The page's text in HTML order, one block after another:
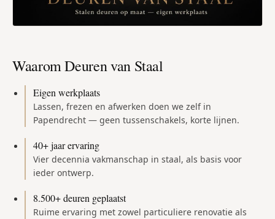
Waarom Deuren van Staal
Eigen werkplaats
Lassen, frezen en afwerken doen we zelf in
Papendrecht — geen tussenschakels, korte lijnen.
40+ jaar ervaring
Vier decennia vakmanschap in staal, als basis voor
ieder ontwerp.
8.500+ deuren geplaatst
Ruime ervaring met zowel particuliere renovatie als